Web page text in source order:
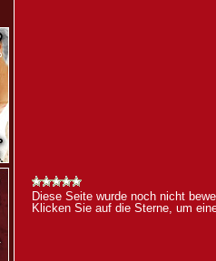
Diese Seite wurde noch nicht
Klicken Sie auf die Sterne, um